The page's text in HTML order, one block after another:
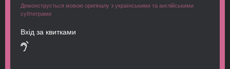
Демонструється мовою оригіналу з українськими та англійськими
субтитрами
Вхід за квитками